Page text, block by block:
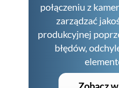
połączeniu z
zarządzać
produkcyjnej
błędów,